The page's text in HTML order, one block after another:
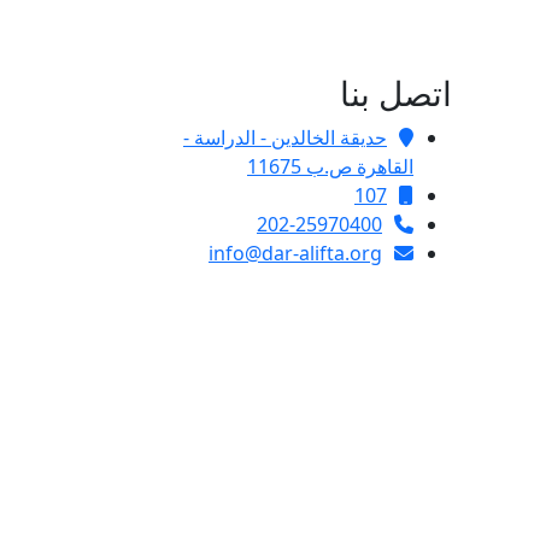
اتصل بنا
حديقة الخالدين - الدراسة -
القاهرة ص.ب 11675
107
202-25970400
info@dar-alifta.org